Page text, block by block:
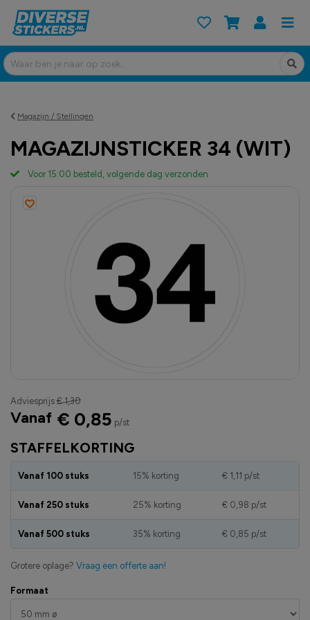
Magazijn / Stellingen
MAGAZIJNSTICKER 34 (WIT)
Formaat
STAFFELKORTING
Vanaf 100 stuks 15% korting € 1,11 p/st
Vanaf 250 stuks 25% korting € 0,98 p/st
Vanaf 500 stuks 35% korting € 0,85 p/st
Grotere oplage? Vraag een offerte aan!
Adviesprijs € 1,30
Vanaf € 0,85 p/st
Voor 15:00 besteld, volgende dag verzonden